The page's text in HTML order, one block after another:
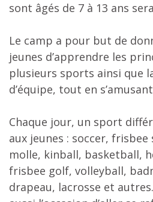
sont âgés de 7 à 13 ans
Le camp a pour but de
jeunes d’apprendre les
plusieurs sports ainsi que
d’équipe, tout en
Chaque jour, un sport
aux jeunes : soccer,
molle, kinball, basketball,
frisbee golf, volleyball,
drapeau, lacrosse et